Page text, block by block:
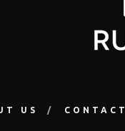
US CONTACT